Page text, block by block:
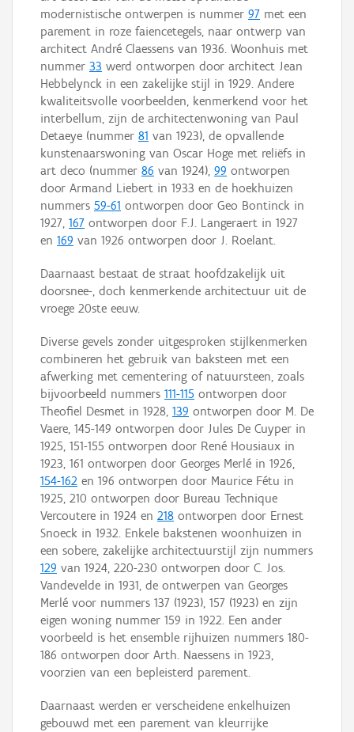
modernistische ontwerpen is nummer 97 met een
parement in roze faiencetegels, naar ontwerp van
architect André Claessens van 1936. Woonhuis met
nummer 33 werd ontworpen door architect Jean
Hebbelynck in een zakelijke stijl in 1929. Andere
kwaliteitsvolle voorbeelden, kenmerkend voor het
interbellum, zijn de architectenwoning van Paul
Detaeye (nummer 81 van 1923), de opvallende
kunstenaarswoning van Oscar Hoge met reliëfs in
art deco (nummer 86 van 1924), 99 ontworpen
door Armand Liebert in 1933 en de hoekhuizen
nummers 59-61 ontworpen door Geo Bontinck in
1927, 167 ontworpen door F.J. Langeraert in 1927
en 169 van 1926 ontworpen door J. Roelant.
Daarnaast bestaat de straat hoofdzakelijk uit
doorsnee-, doch kenmerkende architectuur uit de
vroege 20ste eeuw.
Diverse gevels zonder uitgesproken stijlkenmerken
combineren het gebruik van baksteen met een
afwerking met cementering of natuursteen, zoals
bijvoorbeeld nummers 111-115 ontworpen door
Theofiel Desmet in 1928, 139 ontworpen door M. De
Vaere, 145-149 ontworpen door Jules De Cuyper in
1925, 151-155 ontworpen door René Housiaux in
1923, 161 ontworpen door Georges Merlé in 1926,
154-162 en 196 ontworpen door Maurice Fétu in
1925, 210 ontworpen door Bureau Technique
Vercoutere in 1924 en 218 ontworpen door Ernest
Snoeck in 1932. Enkele bakstenen woonhuizen in
een sobere, zakelijke architectuurstijl zijn nummers
129 van 1924, 220-230 ontworpen door C. Jos.
Vandevelde in 1931, de ontwerpen van Georges
Merlé voor nummers 137 (1923), 157 (1923) en zijn
eigen woning nummer 159 in 1922. Een ander
voorbeeld is het ensemble rijhuizen nummers 180-
186 ontworpen door Arth. Naessens in 1923,
voorzien van een bepleisterd parement.
Daarnaast werden er verscheidene enkelhuizen
gebouwd met een parement van kleurrijke